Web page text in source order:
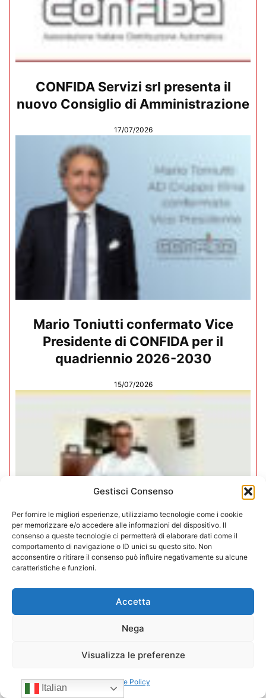
Gestisci Consenso
Per fornire le migliori esperienze, utilizziamo tecnologie come i cookie
per memorizzare e/o accedere alle informazioni del dispositivo. Il
consenso a queste tecnologie ci permetterà di elaborare dati come il
comportamento di navigazione o ID unici su questo sito. Non
acconsentire o ritirare il consenso può influire negativamente su alcune
caratteristiche e funzioni.
Accetta
Nega
Visualizza le preferenze
Cookie Policy
CONFIDA Servizi srl presenta il
nuovo Consiglio di Amministrazione
17/07/2026
Mario Toniutti confermato Vice
Presidente di CONFIDA per il
quadriennio 2026-2030
15/07/2026
Bergamo TV: “I gestori H24 non
sono il problema”
Italian